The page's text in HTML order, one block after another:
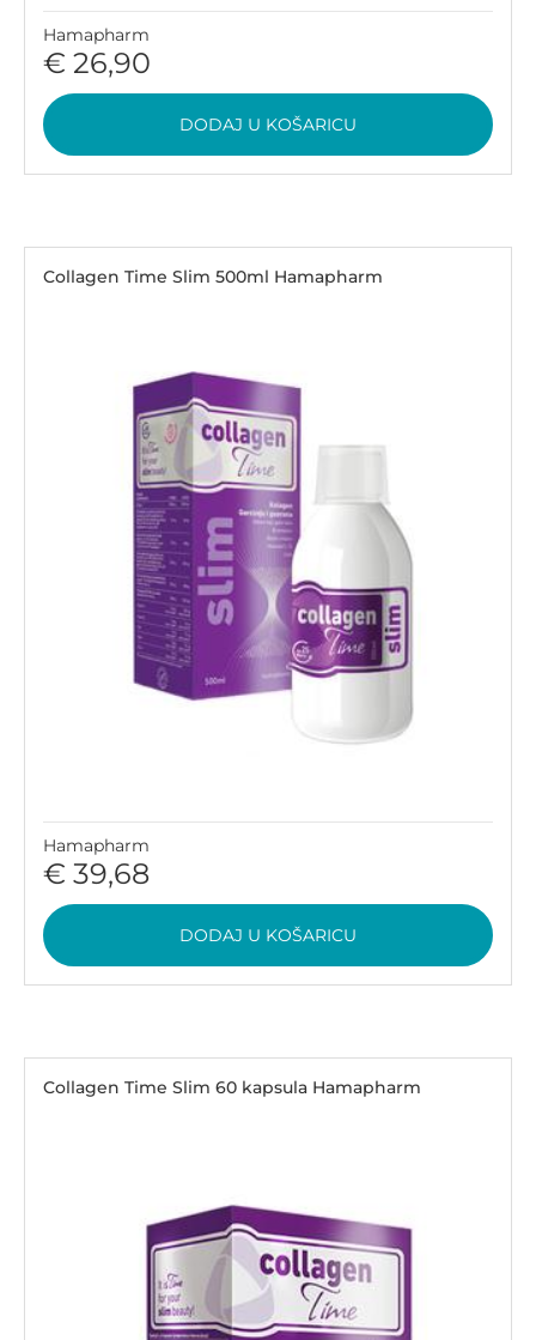
Hamapharm
€ 26,90
DODAJ U KOŠARICU
Collagen Time Slim 500ml Hamapharm
Hamapharm
€ 39,68
DODAJ U KOŠARICU
Collagen Time Slim 60 kapsula Hamapharm